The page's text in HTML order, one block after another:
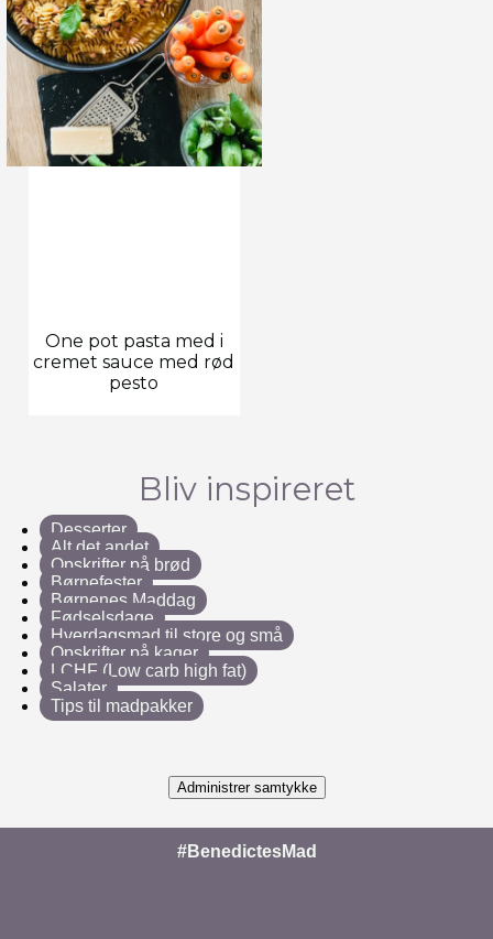
One pot pasta med i
cremet sauce med rød
pesto
Bliv inspireret
Desserter
Alt det andet
Opskrifter på brød
Børnefester
Børnenes Maddag
Fødselsdage
Hverdagsmad til store og små
Opskrifter på kager
LCHF (Low carb high fat)
Salater
Tips til madpakker
Administrer samtykke
#BenedictesMad